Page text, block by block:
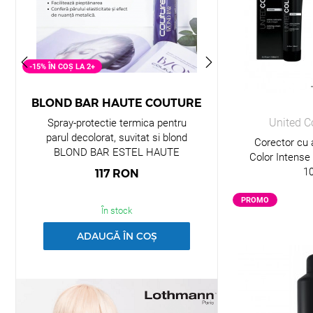
-15% ÎN COȘ LA 2+
BLOND BAR HAUTE COUTURE
Spray-protectie termica pentru
parul decolorat, suvitat si blond
BLOND BAR ESTEL HAUTE
COUTURE, 350 ml
117 RON
În stock
ADAUGĂ ÎN COȘ
Masca
reci de blond
123
United
Corector cu
Color
PROMO